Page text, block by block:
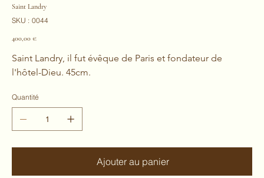
Saint Landry
SKU : SKU
0044
0044
Prix
400,00 €
Saint Landry, il fut évêque de Paris et fondateur de
l'hôtel-Dieu. 45cm.
Quantité
Ajouter au panier